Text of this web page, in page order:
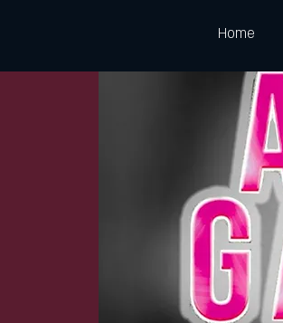
Home